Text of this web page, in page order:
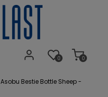
0
0
Asobu Bestie Bottle Sheep -